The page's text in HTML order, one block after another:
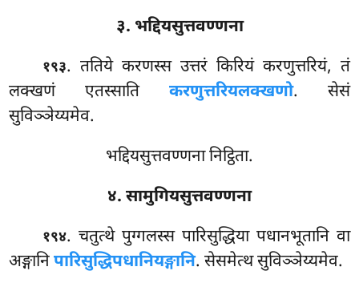
३. भद्दियसुत्तवण्णना
१९३. ततिये करणस्स उत्तरं किरियं करणुत्तरियं, तं
लक्खणं एतस्साति करणुत्तरियलक्खणो. सेसं
सुविञ्ञेय्यमेव.
भद्दियसुत्तवण्णना निट्ठिता.
४. सामुगियसुत्तवण्णना
१९४. चतुत्थे पुग्गलस्स पारिसुद्धिया पधानभूतानि वा
अङ्गानिपारिसुद्धिपधानियङ्गानि. सेसमेत्थ सुविञ्ञेय्यमेव.